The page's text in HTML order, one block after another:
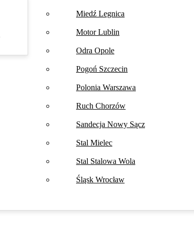
Miedź Legnica
Motor Lublin
Odra Opole
Pogoń Szczecin
Polonia Warszawa
Ruch Chorzów
Sandecja Nowy Sącz
Stal Mielec
Stal Stalowa Wola
Śląsk Wrocław